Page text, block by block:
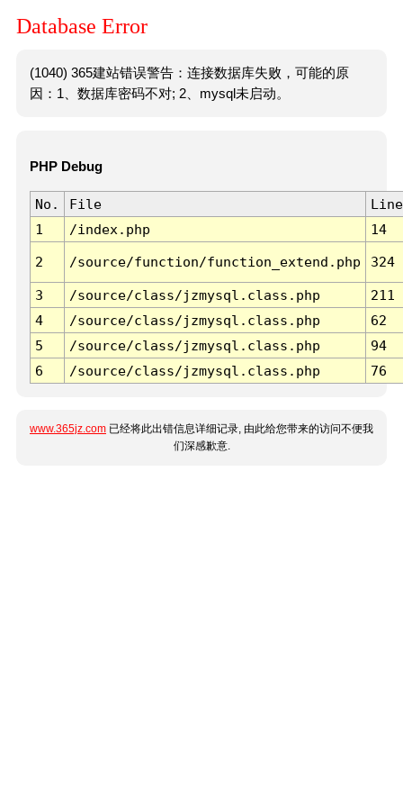
Database Error
(1040) 365建站错误警告：连接数据库失败，可能的原
因：1、数据库密码不对; 2、mysql未启动。
PHP Debug
No. File
Line
1
/index.php 14
2 /source/function/function_extend.php 324
3 /source/class/jzmysql.class.php
211
4
/source/class/jzmysql.class.php
62
5
/source/class/jzmysql.class.php
94
6
/source/class/jzmysql.class.php 76
www.365jz.com 已经将此出错信息详细记录, 由此给您带来的访问不便我
们深感歉意.